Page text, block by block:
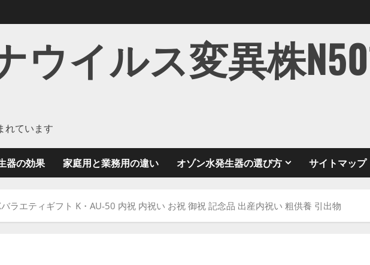
ウイルス変異株
れています
器の効果 家庭用と業務用の違い オゾン水発生器の選び方 サイトマップ
ラエティギフト K・AU-50 内祝 内祝い お祝 御祝 記念品 出産内祝い 粗供養 引出物